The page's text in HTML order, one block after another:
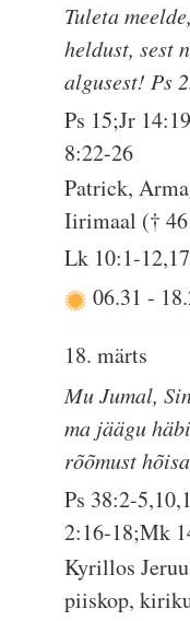
Tuleta
heldust, sest
algusest! Ps
Ps 15;Jr
8:22-26
Patrick,
Iirimaal (†
Lk 10:1-
06.31-
18. märts
Mu Jumal,
ma jäägu
rõõmust
Ps 38:2-
2:16-18;Mk
Kyrillos
piiskop,